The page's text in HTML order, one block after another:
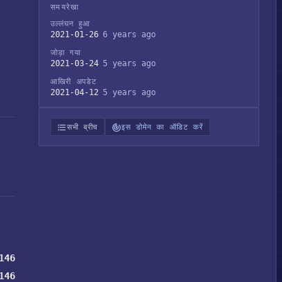
समयरेखा
उल्लंघन हुआ
2021-01-26 6 years ago
जोड़ा गया
2021-03-24 5 years ago
आखिरी अपडेट
2021-04-12 5 years ago
सभी ब्रीच इस डोमेन का ऑडिट करें